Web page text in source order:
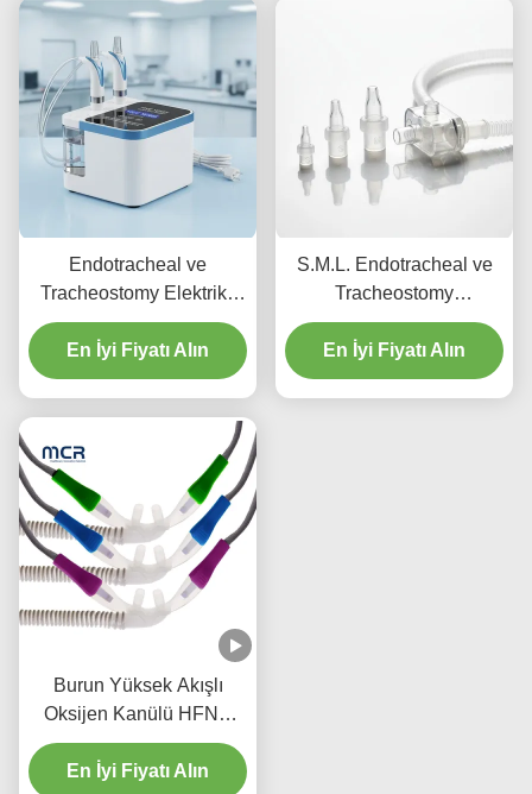
Endotracheal ve
Tracheostomy Elektrikli
Burun İriyatörü Garanti
Dönemi Beş Yıl Klinik
Ayarlar için Burun
En İyi Fiyatı Alın
S.M.L. Endotracheal ve
Tracheostomy
uygulamaları için
tasarlanmış yüksek akışlı
burun kanülü cihazı etkili
En İyi Fiyatı Alın
Burun Yüksek Akışlı
Oksijen Kanülü HFNC
Tek kullanımlık Yüksek
Akışlı Burun Kanülü
En İyi Fiyatı Alın